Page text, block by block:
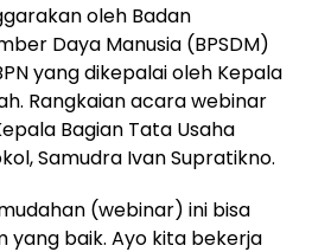
oleh Badan
Daya Manusia (BPSDM)
yang dikepalai oleh Kepala
Rangkaian acara webinar
Bagian Tata Usaha
Samudra Ivan Supratikno.
(webinar) ini bisa
yang baik. Ayo kita bekerja